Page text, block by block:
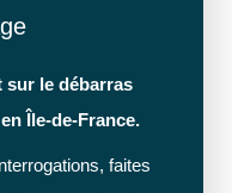
sur le débarras
Île-de-France.
faites